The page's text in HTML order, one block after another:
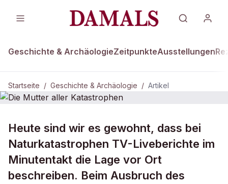
Geschichte & ArchäologieZeitpunkteAusstellungen
Startseite / Geschichte & Archäologie / Artikel
DAMALS Plus GESCHICHTE & ARCHÄOLOGIE
Die Mutter aller Katastrophen
Heute sind wir es gewohnt, dass bei
Naturkatastrophen TV-Liveberichte im
Minutentakt die Lage vor Ort
beschreiben. Beim Ausbruch des